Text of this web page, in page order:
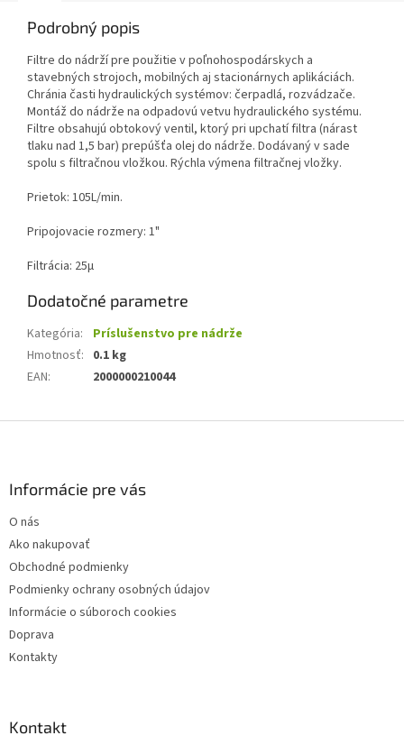
Podrobný popis
Filtre do nádrží pre použitie v poľnohospodárskych a
stavebných strojoch, mobilných aj stacionárnych aplikáciách.
Chránia časti hydraulických systémov: čerpadlá, rozvádzače.
Montáž do nádrže na odpadovú vetvu hydraulického systému.
Filtre obsahujú obtokový ventil, ktorý pri upchatí filtra (nárast
tlaku nad 1,5 bar) prepúšťa olej do nádrže. Dodávaný v sade
spolu s filtračnou vložkou. Rýchla výmena filtračnej vložky.
Prietok: 105L/min.
Pripojovacie rozmery: 1"
Filtrácia: 25µ
Dodatočné parametre
Kategória:
Príslušenstvo pre nádrže
Hmotnosť: 0.1 kg
EAN: 2000000210044
Informácie pre vás
O nás
Ako nakupovať
Obchodné podmienky
Podmienky ochrany osobných údajov
Informácie o súboroch cookies
Doprava
Kontakty
Kontakt